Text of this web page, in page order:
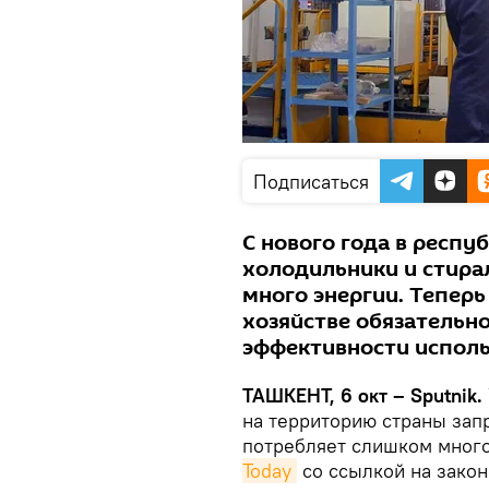
Подписаться
С нового года в
холодильники и
много энергии.
хозяйстве
эффективности
ТАШКЕНТ, 6 окт – Sputnik.
на территорию страны
потребляет слишком
Today со ссылкой на